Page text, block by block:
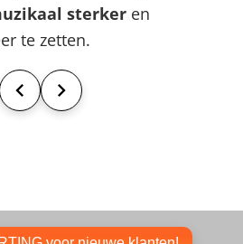
sterker en
te zetten.